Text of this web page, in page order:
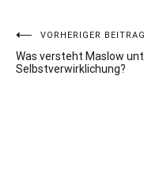
VORHERIGER BEITRAG
Was versteht Maslow
Selbstverwirklichung?